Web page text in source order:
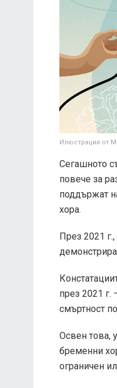
Илюстрация от
Сегашното
повече за
поддържат
хора.
През 2021 г.,
през 2021 г.
смъртност
Освен това,
бременни
ограничен